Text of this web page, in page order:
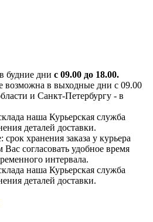
будние дни с 09.00 до 18.00.
возможна в выходные дни с 09.00
и Санкт-Петербургу - в
наша Курьерская служба
деталей доставки.
хранения заказа у курьера
согласовать удобное время
интервала.
наша Курьерская служба
деталей доставки.